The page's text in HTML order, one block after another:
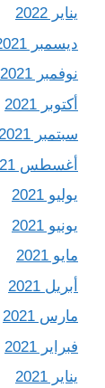
يناير 2022
ديسمبر 2021
نوفمبر 2021
أكتوبر 2021
سبتمبر 2021
أغسطس 2021
يوليو 2021
يونيو 2021
مايو 2021
أبريل 2021
مارس 2021
فبراير 2021
يناير 2021